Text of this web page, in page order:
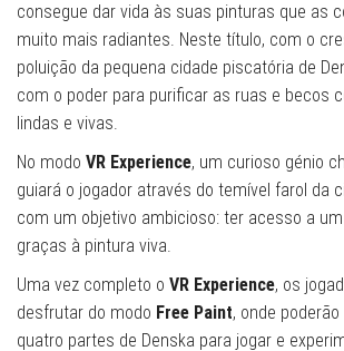
consegue dar vida às suas pinturas que as
muito mais radiantes. Neste título, com o
poluição da pequena cidade piscatória de
com o poder para purificar as ruas e becos
lindas e vivas.
No modo VR Experience, um curioso génio
guiará o jogador através do temível farol da
com um objetivo ambicioso: ter acesso a
graças à pintura viva.
Uma vez completo o VR Experience, os
desfrutar do modo Free Paint, onde
quatro partes de Denska para jogar e